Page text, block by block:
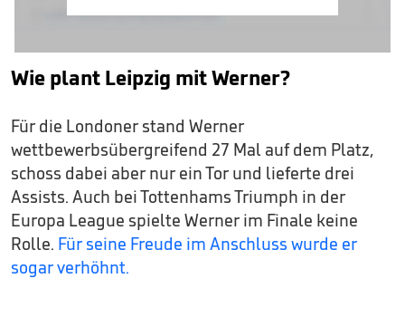
Wie plant Leipzig mit Werner?
Für die Londoner stand Werner
wettbewerbsübergreifend 27 Mal auf dem Platz,
schoss dabei aber nur ein Tor und lieferte drei
Assists. Auch bei Tottenhams Triumph in der
Europa League spielte Werner im Finale keine
Rolle. Für seine Freude im Anschluss wurde er
sogar verhöhnt.